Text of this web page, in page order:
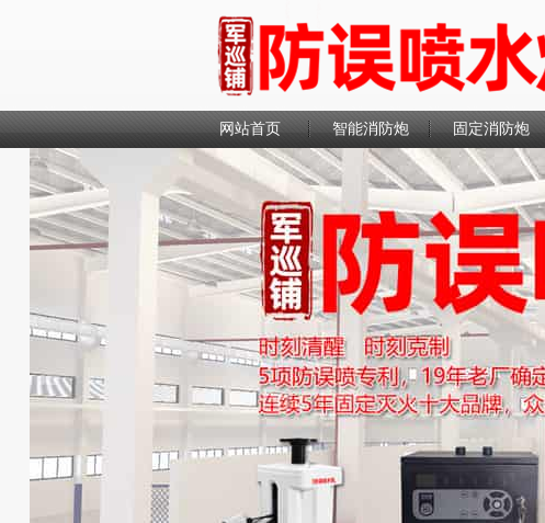
网站首页 智能消防炮 固定消防炮
联系我们